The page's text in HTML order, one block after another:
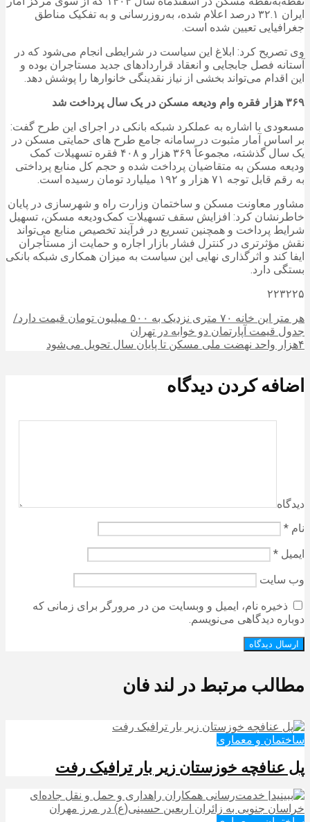
ایران ۳۲.۱ درصد اعلام شده، به‌روزرسانی و به تفکیک مناطق
جغرافیایی تعیین شده است.
وی تصریح کرد: ابلاغ این سیاست در شرایطی انجام می‌شود که در
آستانه فصل جابجایی و انعقاد قراردادهای جدید مستاجران بوده و
این اقدام می‌تواند بخشی از نیاز نقدینگی خانوارها را پوشش دهد.
۳۶۹ هزار فقره وام ودیعه مسکن در یک سال پرداخت شد
مسعودی با اشاره به عملکرد شبکه بانکی در اجرای این طرح گفت:
بر اساس آمار مثبوت در سامانه جامع طرح های حمایتی مسکن در
یک سال گذشته، مجموعاً ۳۶۹ هزار و ۴۰۸ فقره تسهیلات کمک
ودیعه مسکن به متقاضیان پرداخت شده و حجم کل منابع پرداختی
به رقم قابل توجه ۷۱ هزار و ۱۹۲ میلیارد تومان رسیده است.
مشاور معاونت مسکن و ساختمان وزارت راه و شهرسازی در پایان
خاطرنشان کرد: افزایش سقف تسهیلات کمک‌ودیعه مسکن، تسهیل
شرایط پرداخت و همچنین تسریع در فرآیند تخصیص منابع می‌تواند
نقش مؤثرتری در کنترل فشار بازار اجاره و حمایت از مستأجران
ایفا کند و اثرگذاری نهایی این سیاست به میزان همکاری شبکه بانکی
بستگی دارد.
۲۲۳۲۲۵
هر متر این خانه ۷۰ متری نزدیک به ۵۰۰ میلیون تومان قیمت دارد/
جدول قیمت آپارتمان دو خوابه در تهران
۴هزار واحد نهضت ملی مسکن تا پایان سال تحویل می‌شود
اضافه کردن دیدگاه
دیدگاه
نام *
ایمیل *
وب‌ سایت
ذخیره نام، ایمیل و وبسایت من در مرورگر برای زمانی که
دوباره دیدگاهی می‌نویسم.
مطالب مرتبط در لند فان
ساختمان و معماری
پل عنافچه خوزستان زیر بار ترافیک رفت